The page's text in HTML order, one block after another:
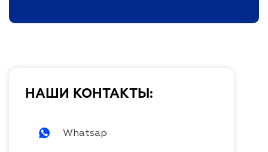
НАШИ КОНТАКТЫ:
Whatsap